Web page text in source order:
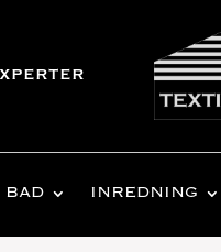
BAD INREDNING